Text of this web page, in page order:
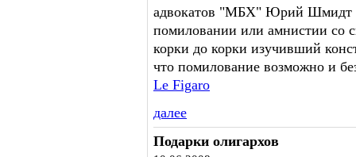
адвокатов "МБХ" Юрий Шмидт
помиловании или амнистии со
корки до корки изучивший
что помилование возможно и
Le Figaro
далее
Подарки олигархов